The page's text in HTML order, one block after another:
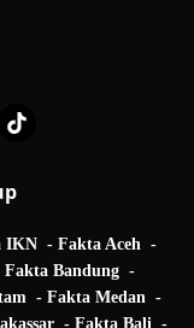
IKN
Fakta Aceh
Fakta Bandung
Fakta Medan
Fakta Bali